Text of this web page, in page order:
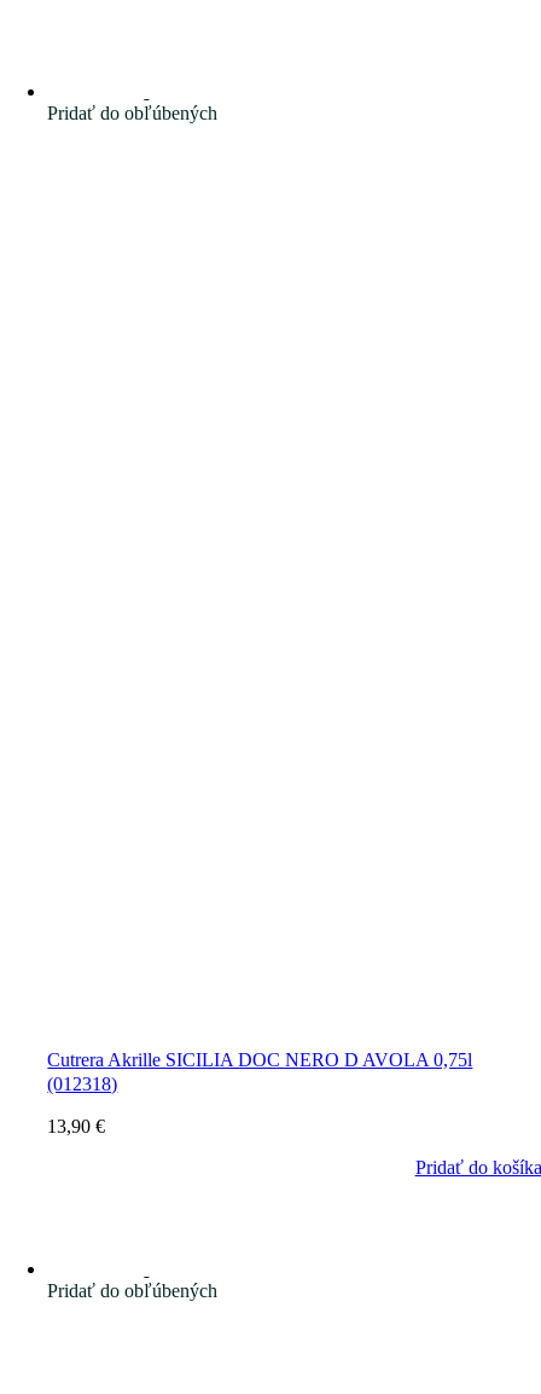
Pridať do obľúbených
Cutrera Akrille SICILIA DOC NERO D AVOLA 0,75l
(012318)
13,90€
Pridať do košíka
Pridať do obľúbených